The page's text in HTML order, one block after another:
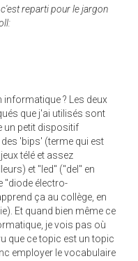
reparti pour le jargon
informatique ? Les deux
que j'ai utilisés sont
un petit dispositif
'bips' (terme qui est
télé et assez
et "led" ("del" en
"diode électro-
ça au collège, en
Et quand bien même ce
je vois pas où
que ce topic est un topic
employer le vocabulaire